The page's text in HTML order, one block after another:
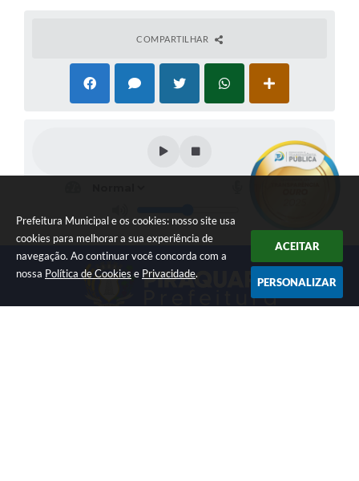
Prefeitura Municipal e os cookies: nosso site usa
cookies para melhorar a sua experiência de
navegação. Ao continuar você concorda com a
nossa Política de Cookies e Privacidade.
ACEITAR
PERSONALIZAR
COMPARTILHAR